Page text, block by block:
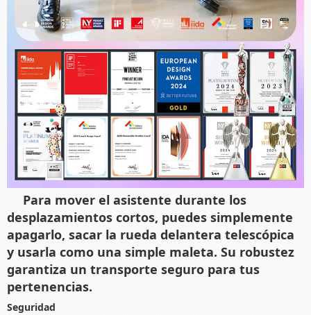
Para mover el asistente durante los
desplazamientos cortos, puedes simplemente
apagarlo, sacar la rueda delantera telescópica
y usarla como una simple maleta. Su robustez
garantiza un transporte seguro para tus
pertenencias.
Seguridad